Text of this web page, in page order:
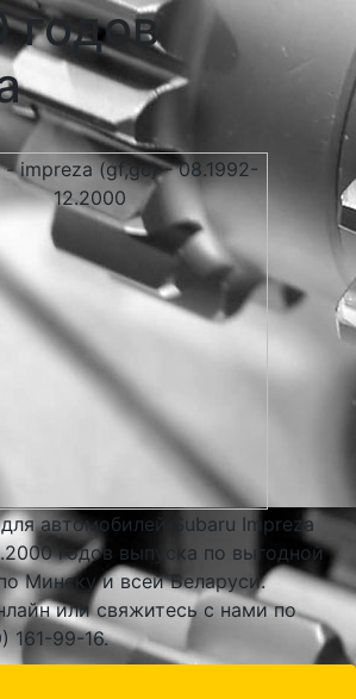
годов
автомобилей Subaru Impreza
годов выпуска по выгодной
Минску и всей Беларуси.
или свяжитесь с нами по
161-99-16.